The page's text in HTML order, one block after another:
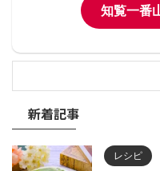
知覧一番
新着記事
レシピ